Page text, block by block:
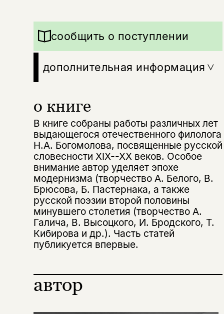
о книге
В книге собраны работы различных лет
выдающегося отечественного филолога
Н.А. Богомолова, посвященные русской
словесности XIX--XX веков. Особое
внимание автор уделяет эпохе
модернизма (творчество А. Белого, В.
Брюсова, Б. Пастернака, а также
русской поэзии второй половины
минувшего столетия (творчество А.
Галича, В. Высоцкого, И. Бродского, Т.
Кибирова и др.). Часть статей
публикуется впервые.
сообщить о поступлении
дополнительная информация
автор